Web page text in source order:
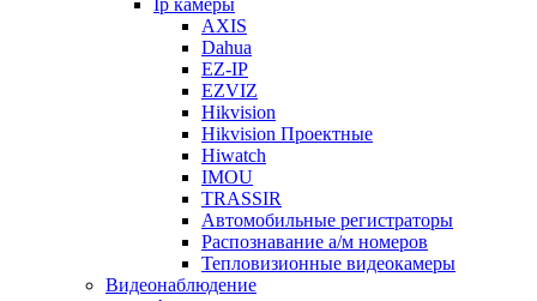
Ip камеры
AXIS
Dahua
EZ-IP
EZVIZ
Hikvision
Hikvision Проектные
Hiwatch
IMOU
TRASSIR
Автомобильные регистраторы
Распознавание а/м номеров
Тепловизионные видеокамеры
Видеонаблюдение